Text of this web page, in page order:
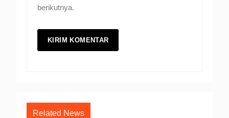
berikutnya.
Related News